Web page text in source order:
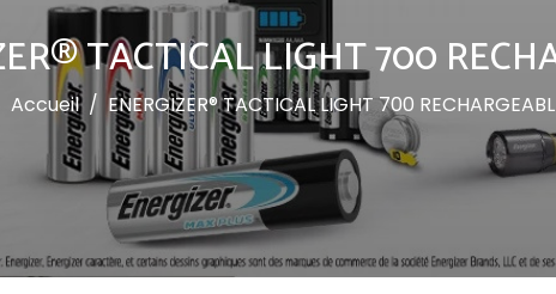
TACTICAL LIGHT 700
Accueil / ENERGIZER® TACTICAL LIGHT 700